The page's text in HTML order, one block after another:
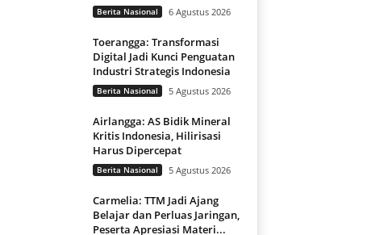
Berita Nasional 6 Agustus 2026
Toerangga: Transformasi
Digital Jadi Kunci Penguatan
Industri Strategis Indonesia
Berita Nasional 5 Agustus 2026
Airlangga: AS Bidik Mineral
Kritis Indonesia, Hilirisasi
Harus Dipercepat
Berita Nasional 5 Agustus 2026
Carmelia: TTM Jadi Ajang
Belajar dan Perluas Jaringan,
Peserta Apresiasi Materi...